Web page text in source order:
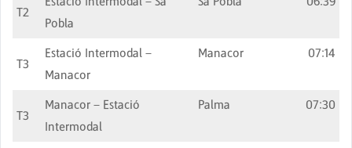
T2
Pobla
T3
Estació Intermodal –
Manacor
Manacor 07:14
T3
Manacor – Estació
Intermodal
Palma 07:30